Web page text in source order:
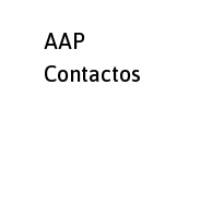
AAP
Contactos